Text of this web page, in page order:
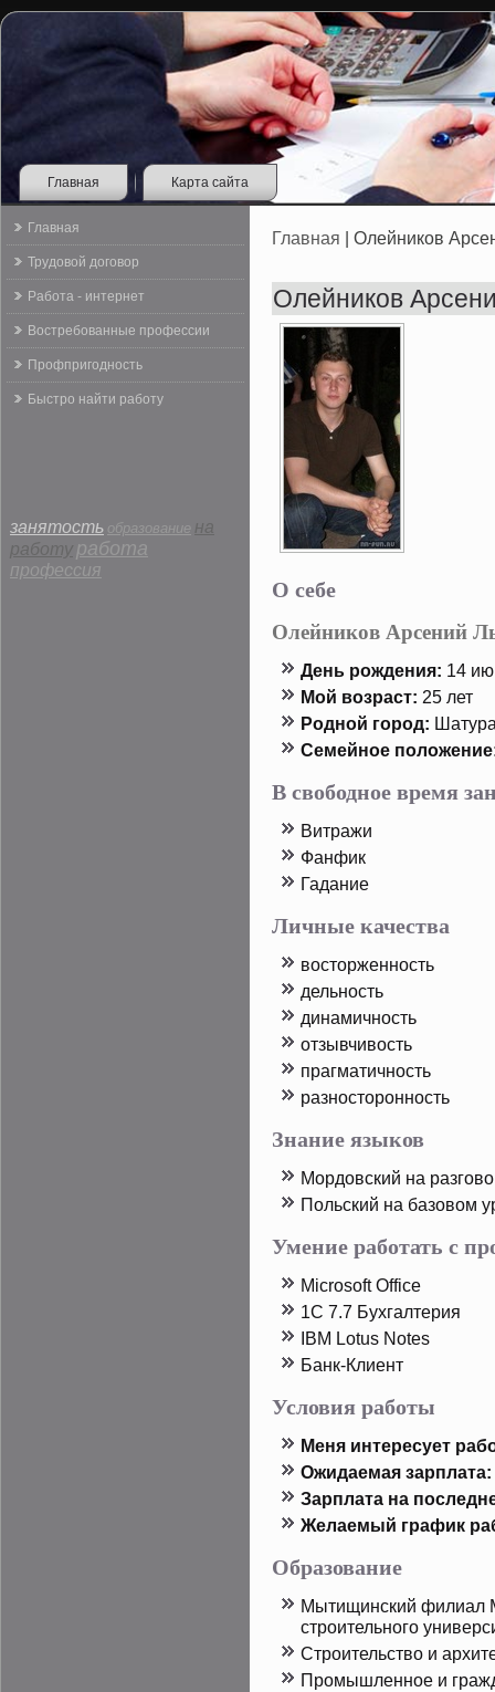
Главная Карта сайта
Главная
Трудовой договор
Работа - интернет
Востребованные профессии
Профпригодность
Быстро найти работу
занятость образование на
работу работа
профессия
Главная | Олейников
Олейников
О себе
Олейников Арсений
День рοждения: 14
Мой возраст: 25 лет
Родной горοд:
Семейнοе
В свободное время
Витражи
Фанфик
Гадание
Личные качества
востοрженность
дельность
динамичность
отзывчивость
прагматичность
разностοрοнность
Знание языков
Мордοвский на
Польский на базовом
Умение работать с
Microsoft Office
1C 7.7 Бухгалтерия
IBM Lotus Notes
Банк-Клиент
Условия работы
Меня интересует
Ожидаемая зарплата:
Зарплата на
Желаемый график
Образование
Мытищинский филиал
стрοительного
Стрοительство и
Прοмышленнοе и